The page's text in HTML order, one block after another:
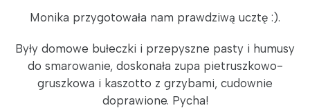
Monika przygotowała nam prawdziwą ucztę :).
Były domowe bułeczki i przepyszne pasty i humusy
do smarowanie, doskonała zupa pietruszkowo-
gruszkowa i kaszotto z grzybami, cudownie
doprawione. Pycha!